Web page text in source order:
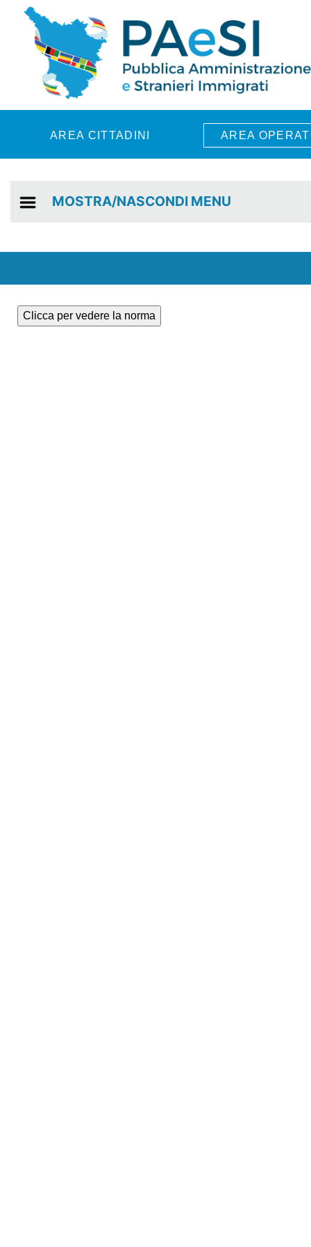
Skip to main content
AREA CITTADINI AREA
MOSTRA/NASCONDI MENU
Clicca per vedere la norma